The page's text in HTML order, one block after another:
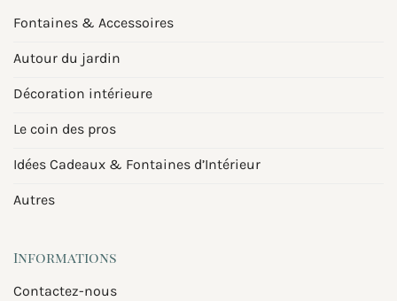
Fontaines & Accessoires
Autour du jardin
Décoration intérieure
Le coin des pros
Idées Cadeaux & Fontaines d’Intérieur
Autres
Informations
Contactez-nous